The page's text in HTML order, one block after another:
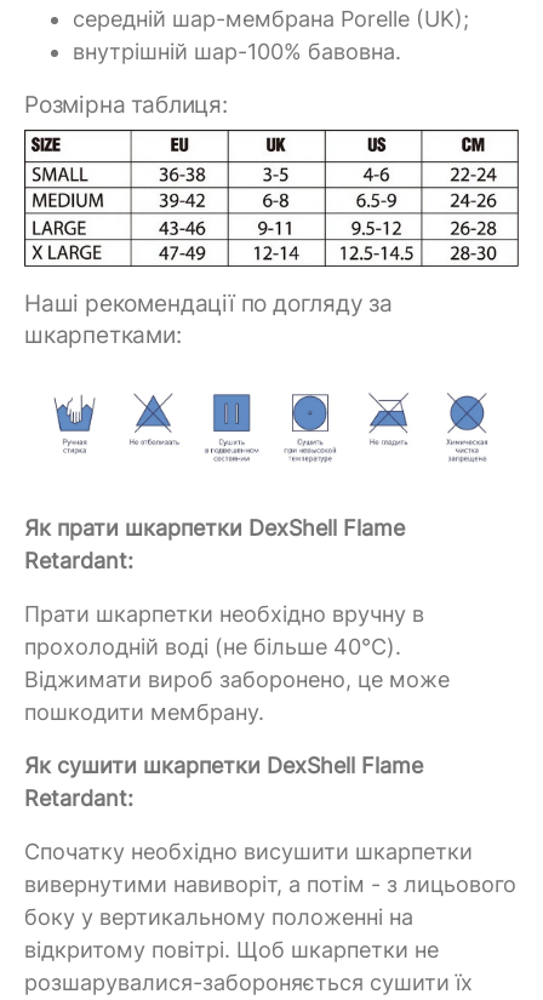
середній шар-мембрана Porelle (UK);
внутрішній шар-100% бавовна.
Розмірна таблиця:
Наші рекомендації по догляду за
шкарпетками:
Як прати шкарпетки DexShell Flame
Retardant:
Прати шкарпетки необхідно вручну в
прохолодній воді (не більше 40°C).
Віджимати вироб заборонено, це може
пошкодити мембрану.
Як сушити шкарпетки DexShell Flame
Retardant:
Спочатку необхідно висушити шкарпетки
вивернутими навиворіт, а потім - з лицьового
боку у вертикальному положенні на
відкритому повітрі. Щоб шкарпетки не
розшарувалися-забороняється сушити їх